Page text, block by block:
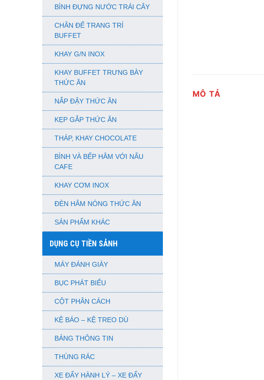
BÌNH ĐỰNG NƯỚC TRÁI CÂY
CHÂN ĐẾ TRANG TRÍ
BUFFET
KHAY G/N INOX
KHAY BUFFET TRƯNG BÀY
THỨC ĂN
NẮP ĐẬY THỨC ĂN
KẸP GẮP THỨC ĂN
THÁP, KHAY CHOCOLATE
BÌNH VÀ BẾP HÂM VỚI NẤU
CAFE
KHAY CƠM INOX
ĐÈN HÂM NÓNG THỨC ĂN
SẢN PHẨM KHÁC
DỤNG CỤ TIỀN SẢNH
MÁY ĐÁNH GIÀY
BỤC PHÁT BIỂU
CỘT PHÂN CÁCH
KỆ BÁO – KỆ TREO DÙ
BẢNG THÔNG TIN
THÙNG RÁC
XE ĐẨY HÀNH LÝ – XE ĐẨY
MÔ TẢ